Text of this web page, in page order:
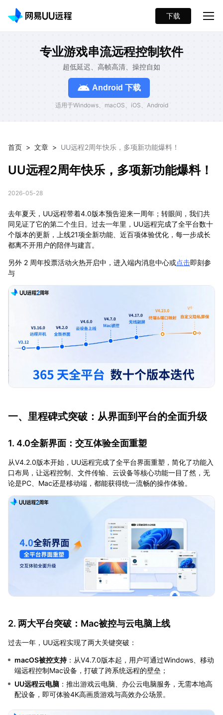
下载
专业游戏串流远程控制软件
超低延迟、高帧高清、操控自如
Android 下载
适用于Windows、macOS、iOS、Android
首页 > 文章 > UU远程2周年快乐，多项新功能爆料！
UU远程2周年快乐，多项新功能爆料！
2026-05-28
去年夏天，UU远程带着4.0版本预告迎来一周年；转眼间，我们共
同见证了它的第二个生日。过去一年里，UU远程完成了全平台数十
个版本的更新，上线21项全新功能、近百项体验优化，每一步成长
都离不开用户的陪伴与建言。
另外 2 周年投票活动火热开启中，进入端内消息中心或点击即刻参
与
一、里程碑式突破：从界面到平台的全面升级
1. 4.0全新界面：交互体验全面重塑
从V4.2.0版本开始，UU远程完成了全平台界面重塑，简化了功能入
口布局，让远程控制、文件传输、云设备等核心功能一目了然，无
论是PC、Mac还是移动端，都能获得统一流畅的操作体验。
2. 两大平台突破：Mac被控与云电脑上线
过去一年，UU远程实现了两大关键突破：
macOS被控支持：从V4.7.0版本起，用户可通过Windows、移动
端远程控制Mac设备，打破了跨系统远程的壁垒；
UU远程云电脑：推出游戏云电脑、办公云电脑服务，无需本地高
配设备，即可体验4K高画质游戏与高效办公场景。